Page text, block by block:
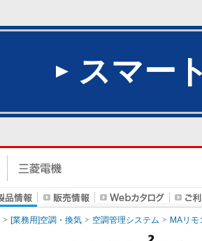
スマー
[業務用]空調・換気 空調管理システム MAリモ